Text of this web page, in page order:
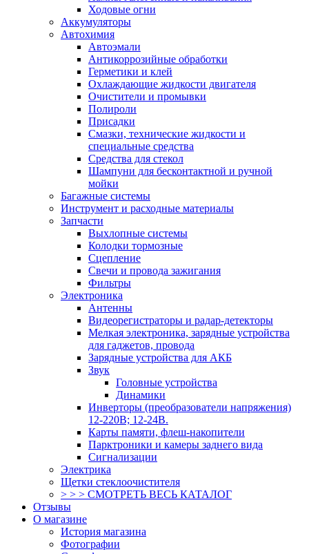
Ходовые огни
Аккумуляторы
Автохимия
Автоэмали
Антикоррозийные обработки
Герметики и клей
Охлаждающие жидкости двигателя
Очистители и промывки
Полироли
Присадки
Смазки, технические жидкости и
специальные средства
Средства для стекол
Шампуни для бесконтактной и ручной
мойки
Багажные системы
Инструмент и расходные материалы
Запчасти
Выхлопные системы
Колодки тормозные
Сцепление
Свечи и провода зажигания
Фильтры
Электроника
Антенны
Видеорегистраторы и радар-детекторы
Мелкая электроника, зарядные устройства
для гаджетов, провода
Зарядные устройства для АКБ
Звук
Головные устройства
Динамики
Инверторы (преобразователи напряжения)
12-220В; 12-24В.
Карты памяти, флеш-накопители
Парктроники и камеры заднего вида
Сигнализации
Электрика
Щетки стеклоочистителя
> > > СМОТРЕТЬ ВЕСЬ КАТАЛОГ
Отзывы
О магазине
История магазина
Фотографии